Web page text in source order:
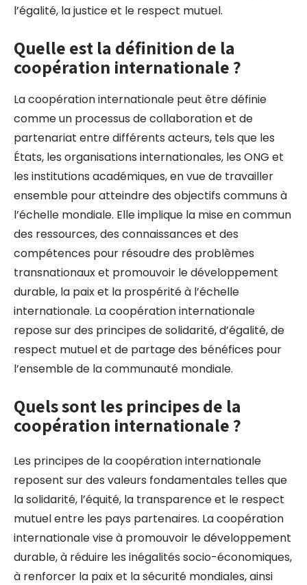
l’égalité, la justice et le respect mutuel.
Quelle est la définition de la
coopération internationale ?
La coopération internationale peut être définie
comme un processus de collaboration et de
partenariat entre différents acteurs, tels que les
États, les organisations internationales, les ONG et
les institutions académiques, en vue de travailler
ensemble pour atteindre des objectifs communs à
l’échelle mondiale. Elle implique la mise en commun
des ressources, des connaissances et des
compétences pour résoudre des problèmes
transnationaux et promouvoir le développement
durable, la paix et la prospérité à l’échelle
internationale. La coopération internationale
repose sur des principes de solidarité, d’égalité, de
respect mutuel et de partage des bénéfices pour
l’ensemble de la communauté mondiale.
Quels sont les principes de la
coopération internationale ?
Les principes de la coopération internationale
reposent sur des valeurs fondamentales telles que
la solidarité, l’équité, la transparence et le respect
mutuel entre les pays partenaires. La coopération
internationale vise à promouvoir le développement
durable, à réduire les inégalités socio-économiques,
à renforcer la paix et la sécurité mondiales, ainsi